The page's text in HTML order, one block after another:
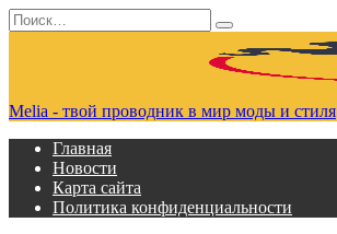
Перейти
к
Search
for:
Melia - твой проводник в мир моды и стиля
Главная
Новости
Карта сайта
Политика конфиденциальности